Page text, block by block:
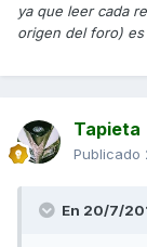
ya que leer cada
origen del foro) es
Tapieta
Publicado
En 20/7/